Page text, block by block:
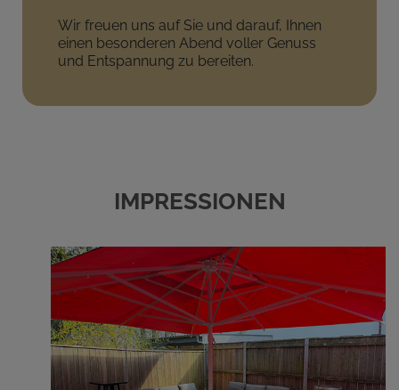
Wir freuen uns auf Sie und darauf, Ihnen
einen besonderen Abend voller Genuss
und Entspannung zu bereiten.
IMPRESSIONEN